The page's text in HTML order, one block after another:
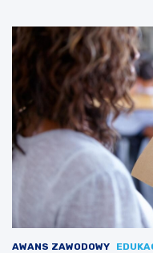
AWANS ZAWODOWY